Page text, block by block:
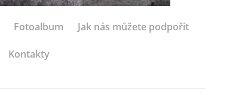
Fotoalbum Jak nás můžete podpořit
Kontakty